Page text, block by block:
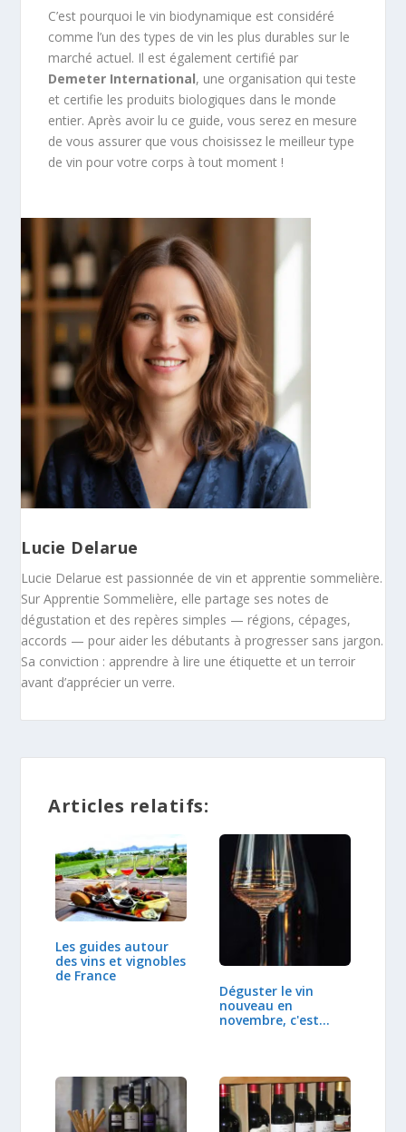
C’est pourquoi le vin biodynamique est considéré
comme l’un des types de vin les plus durables sur le
marché actuel. Il est également certifié par
Demeter International, une organisation qui teste
et certifie les produits biologiques dans le monde
entier. Après avoir lu ce guide, vous serez en mesure
de vous assurer que vous choisissez le meilleur type
de vin pour votre corps à tout moment !
Lucie Delarue
Lucie Delarue est passionnée de vin et apprentie sommelière.
Sur Apprentie Sommelière, elle partage ses notes de
dégustation et des repères simples — régions, cépages,
accords — pour aider les débutants à progresser sans jargon.
Sa conviction : apprendre à lire une étiquette et un terroir
avant d’apprécier un verre.
Articles relatifs:
Les guides autour
des vins et vignobles
de France
Déguster le vin
nouveau en
novembre, c'est